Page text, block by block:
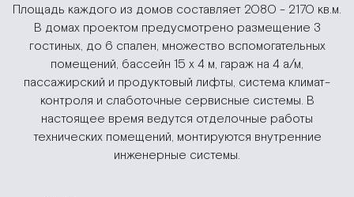
Площадь каждого из домов составляет 2080 - 2170 кв.м.
В домах проектом предусмотрено размещение 3
гостиных, до 6 спален, множество вспомогательных
помещений, бассейн 15 х 4 м, гараж на 4 а/м,
пассажирский и продуктовый лифты, система климат-
контроля и слаботочные сервисные системы. В
настоящее время ведутся отделочные работы
технических помещений, монтируются внутренние
инженерные системы.